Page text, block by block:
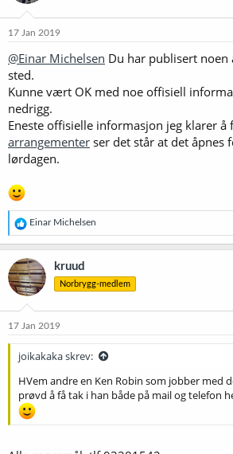
17 Jan 2019
@Einar Michelsen Du har publisert
sted.
Kunne vært OK med noe offisiell
nedrigg.
Eneste offisielle informasjon jeg klarer å
arrangementer ser det står at det åpnes
lørdagen.
R
e
a
k
s
j
o
e
Einar Michelsen
kruud
Norbrygg-medlem
17 Jan 2019
joikakaka skrev:
HVem andre en Ken Robin som jobber med
prøvd å få tak i han både på mail og telefon